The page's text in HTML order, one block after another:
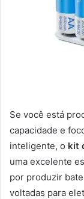
Se você está
capacidade e
inteligente, o kit
uma excelente
por produzir
voltadas para